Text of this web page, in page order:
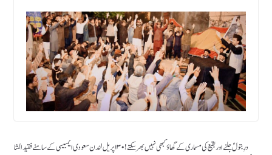
درِبتولؑ جلنے اور بقیع کی مسماری کے گھاؤ کبھی نہیں بھر سکتے ! ۳۰ اپریل لندن سعودی ایمبیسی کے سامنے فقید المثا